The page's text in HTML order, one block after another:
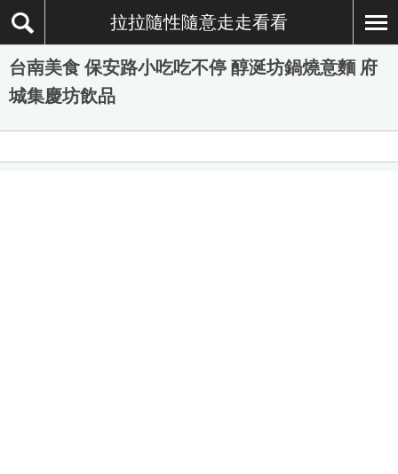
拉拉隨性隨意走走看看
台南美食 保安路小吃吃不停 醇涎坊鍋燒意麵 府
城集慶坊飲品